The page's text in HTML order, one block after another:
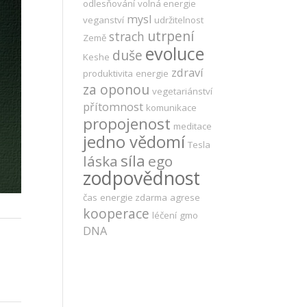
odlesňování volná energie
veganství mysl udržitelnost
Země strach utrpení
Keshe duše evoluce
produktivita energie zdraví
za oponou vegetariánství
přítomnost komunikace
propojenost meditace
jedno vědomí Tesla
láska síla ego
zodpovědnost
čas energie zdarma agrese
kooperace léčení gmo
DNA